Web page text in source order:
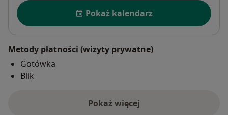
Dostępność
Pokaż kalendarz
Metody płatności (wizyty prywatne)
Gotówka
Blik
Pokaż więcej
o adresie